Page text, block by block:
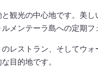
観光の中心地です。美
メンテーラ島への定期フ
レストラン、そしてウ
目的地です。